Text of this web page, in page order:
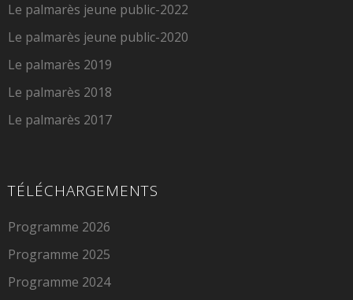
Le palmarès jeune public-2022
Le palmarès jeune public-2020
Le palmarès 2019
Le palmarès 2018
Le palmarès 2017
TÉLÉCHARGEMENTS
Programme 2026
Programme 2025
Programme 2024